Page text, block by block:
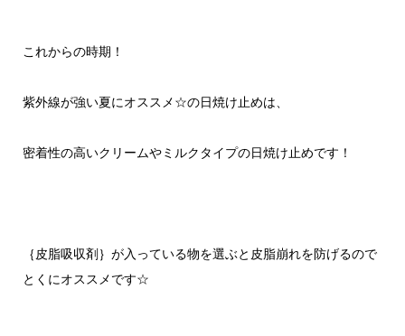
これからの時期！
紫外線が強い夏にオススメ☆の日焼け止めは、
密着性の高いクリームやミルクタイプの日焼け止めです！
｛皮脂吸収剤｝が入っている物を選ぶと皮脂崩れを防げるので
とくにオススメです☆